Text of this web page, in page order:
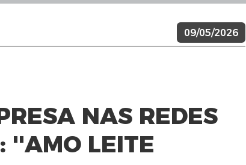
09/05/2026
NAS REDES
''AMO LEITE